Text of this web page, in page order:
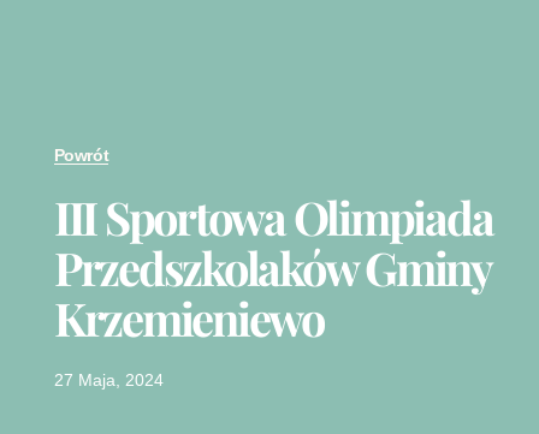
Powrót
III Sportowa Olimpiada
Przedszkolaków Gminy
Krzemieniewo
27 Maja, 2024